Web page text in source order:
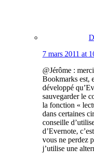
7 mars 2011 at
@Jérôme :
Bookmarks est,
développé
sauvegarder le
la fonction «
dans certaines
conseille
d’Evernote,
vous ne perdez
j’utilise une